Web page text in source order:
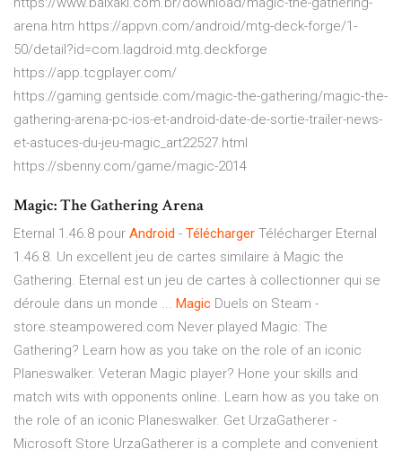
arena.htm https://appvn.com/android/mtg-deck-forge/1-
50/detail?id=com.lagdroid.mtg.deckforge
https://app.tcgplayer.com/
https://gaming.gentside.com/magic-the-gathering/magic-the-
gathering-arena-pc-ios-et-android-date-de-sortie-trailer-news-
et-astuces-du-jeu-magic_art22527.html
https://sbenny.com/game/magic-2014
Magic: The Gathering Arena
Eternal 1.46.8 pour Android - Télécharger Télécharger Eternal
1.46.8. Un excellent jeu de cartes similaire à Magic the
Gathering. Eternal est un jeu de cartes à collectionner qui se
déroule dans un monde ... Magic Duels on Steam -
store.steampowered.com Never played Magic: The
Gathering? Learn how as you take on the role of an iconic
Planeswalker. Veteran Magic player? Hone your skills and
match wits with opponents online. Learn how as you take on
the role of an iconic Planeswalker. Get UrzaGatherer -
Microsoft Store UrzaGatherer is a complete and convenient